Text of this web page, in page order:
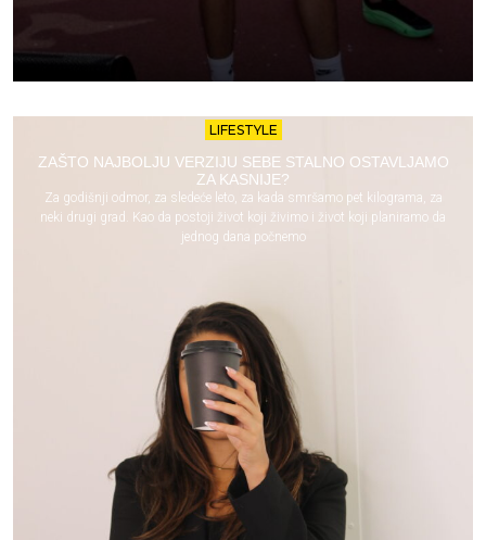
LIFESTYLE
ZAŠTO NAJBOLJU VERZIJU SEBE STALNO OSTAVLJAMO
ZA KASNIJE?
Za godišnji odmor, za sledeće leto, za kada smršamo pet kilograma, za
neki drugi grad. Kao da postoji život koji živimo i život koji planiramo da
jednog dana počnemo